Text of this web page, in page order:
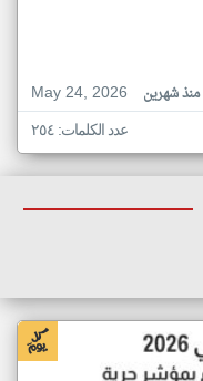
May 24, 2026
منذ شهرين
عدد الكلمات: ٢٥٤